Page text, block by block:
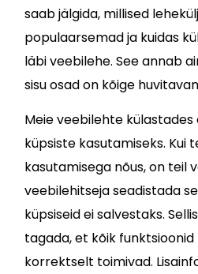
saab jälgida, millised
populaarsemad ja kuidas
läbi veebilehe. See annab
sisu osad on kõige
Meie veebilehte
küpsiste kasutamiseks. Kui
kasutamisega nõus, on teil
veebilehitseja seadistada
küpsiseid ei salvestaks.
tagada, et kõik
korrektselt toimivad.